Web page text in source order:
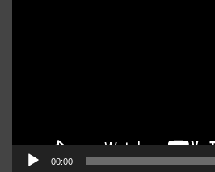
00:00